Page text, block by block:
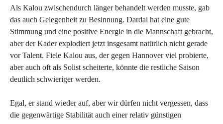
Als Kalou zwischendurch länger behandelt werden musste, gab
das auch Gelegenheit zu Besinnung. Dardai hat eine gute
Stimmung und eine positive Energie in die Mannschaft gebracht,
aber der Kader explodiert jetzt insgesamt natürlich nicht gerade
vor Talent. Fiele Kalou aus, der gegen Hannover viel probierte,
aber auch oft als Solist scheiterte, könnte die restliche Saison
deutlich schwieriger werden.
Egal, er stand wieder auf, aber wir dürfen nicht vergessen, dass
die gegenwärtige Stabilität auch einer relativ günstigen